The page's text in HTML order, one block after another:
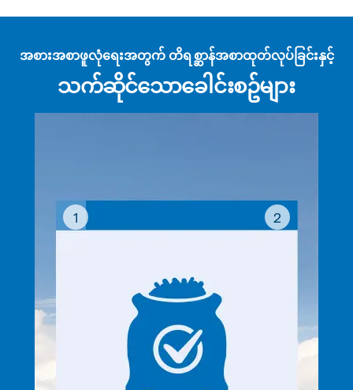
အစားအစာဖူလုံရေးအတွက် တိရစ္ဆာန်အစာထုတ်လုပ်ခြင်းနှင့်
သက်ဆိုင်သောခေါင်းစဥ်များ
1 2